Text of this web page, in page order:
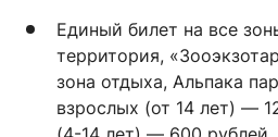
Единый билет на все
территория,
зона отдыха, Альпака
взрослых (от 14 лет) —